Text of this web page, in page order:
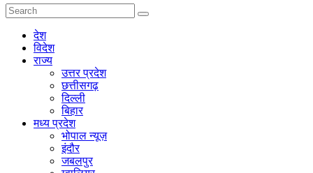
देश
विदेश
राज्य
उत्तर प्रदेश
छत्तीसगढ़
दिल्ली
बिहार
मध्य प्रदेश
भोपाल न्यूज़
इंदौर
जबलपुर